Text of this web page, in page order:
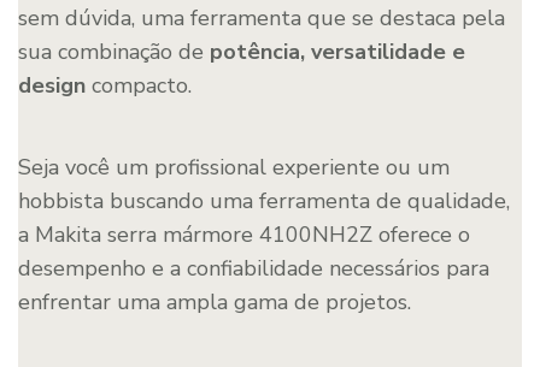
sem dúvida, uma ferramenta que se destaca pela
sua combinação de potência, versatilidade e
design compacto.
Seja você um profissional experiente ou um
hobbista buscando uma ferramenta de qualidade,
a Makita serra mármore 4100NH2Z oferece o
desempenho e a confiabilidade necessários para
enfrentar uma ampla gama de projetos.